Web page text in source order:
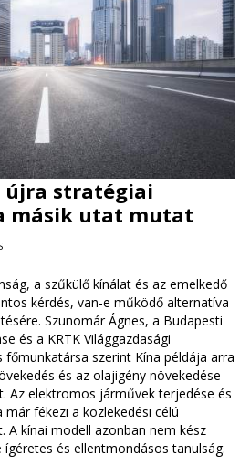
újra stratégiai
másik utat mutat
a szűkülő kínálat és az emelkedő
kérdés, van-e működő alternatíva
Szunomár Ágnes, a Budapesti
és a KRTK Világgazdasági
szerint Kína példája arra
és az olajigény növekedése
Az elektromos járművek terjedése és
fékezi a közlekedési célú
A kínai modell azonban nem kész
és ellentmondásos tanulság.